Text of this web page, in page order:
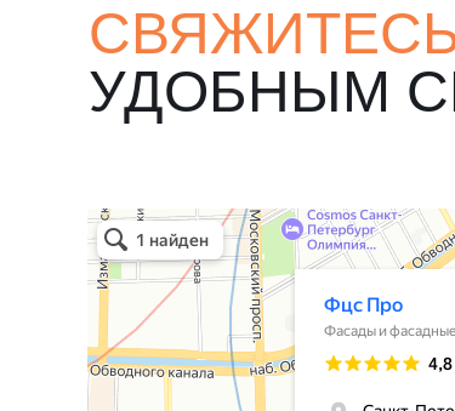
УДОБНЫМ